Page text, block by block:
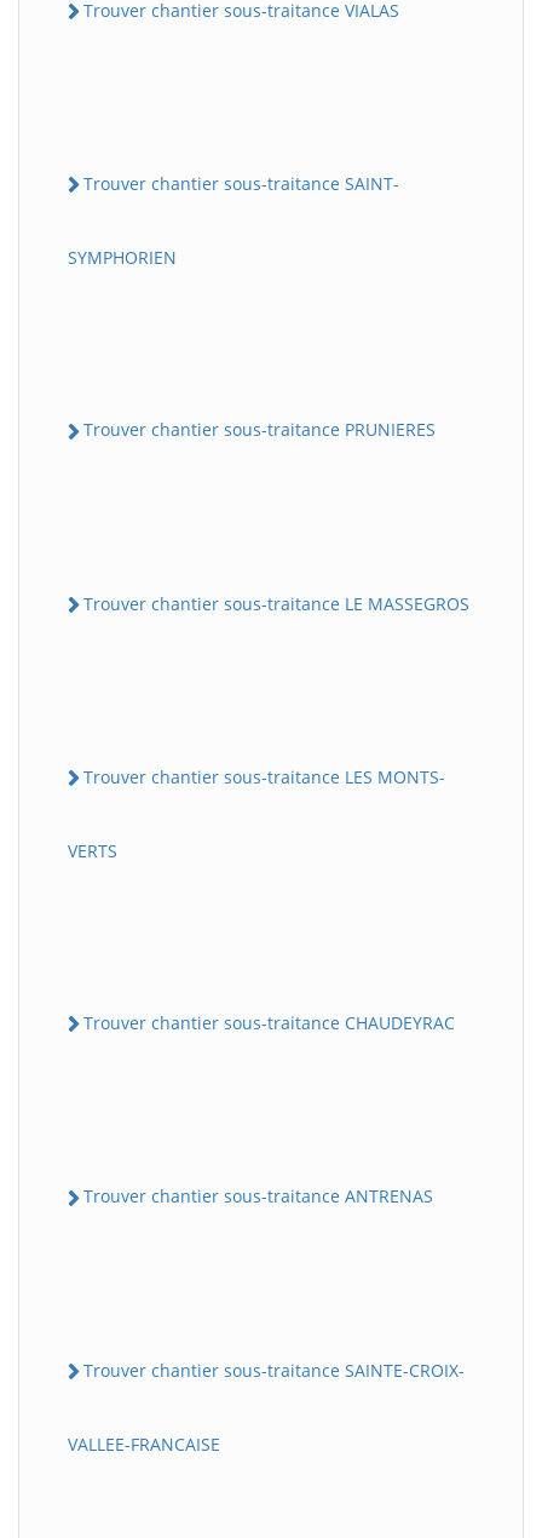
Trouver chantier sous-traitance VIALAS
Trouver chantier sous-traitance SAINT-
SYMPHORIEN
Trouver chantier sous-traitance PRUNIERES
Trouver chantier sous-traitance LE MASSEGROS
Trouver chantier sous-traitance LES MONTS-
VERTS
Trouver chantier sous-traitance CHAUDEYRAC
Trouver chantier sous-traitance ANTRENAS
Trouver chantier sous-traitance SAINTE-CROIX-
VALLEE-FRANCAISE